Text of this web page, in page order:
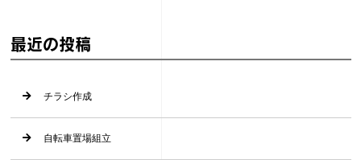
最近の投稿
チラシ作成
自転車置場組立